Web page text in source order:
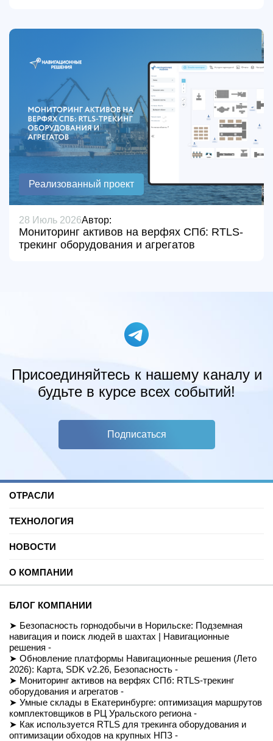
Реализованный проект
28 Июль 2026Автор:
Мониторинг активов на верфях СПб: RTLS-
трекинг оборудования и агрегатов
Присоединяйтесь к нашему каналу и
будьте в курсе всех событий!
Подписаться
ОТРАСЛИ
Торговые центры
Автомобильные услуги
Спорт
Производство
Культура и развлечения
Здравоохранение
Недвижимость и офисы
Музеи
Транспорт
Ритейл
Навигация транспортных средств
Строительство
ТЕХНОЛОГИЯ
SDK для Indoor навигации
Позиционирование внутри помещений
Реализованные проекты
Для разработчиков
FAQ
Документация
Вход/Регистрация
НОВОСТИ
Вебинары и подкасты
О КОМПАНИИ
Миссия
Команда
Контакты
СОУТ
Политика обработки персональных данных
Условия доступа к сайту
Приказ Минцифры №511
Магазин
БЛОГ КОМПАНИИ
Безопасность горнодобычи в Норильске: Подземная
навигация и поиск людей в шахтах | Навигационные
решения -
Обновление платформы Навигационные решения (Лето
2026): Карта, SDK v2.26, Безопасность -
Мониторинг активов на верфях СПб: RTLS-трекинг
оборудования и агрегатов -
Умные склады в Екатеринбурге: оптимизация маршрутов
комплектовщиков в РЦ Уральского региона -
Как используется RTLS для трекинга оборудования и
оптимизации обходов на крупных НПЗ -